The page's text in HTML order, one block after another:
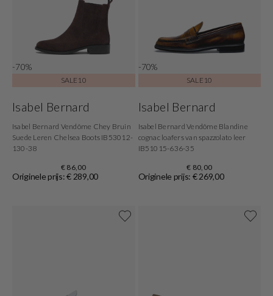
-70%
SALE10
Isabel Bernard
Isabel Bernard Vendôme Chey Bruin
Suede Leren Chelsea Boots IB53012-
130-38
€ 86,00
Originele prijs: € 289,00
-70%
SALE10
Isabel Bernard
Isabel Bernard Vendôme Blandine
cognac loafers van spazzolato leer
IB51015-636-35
€ 80,00
Originele prijs: € 269,00